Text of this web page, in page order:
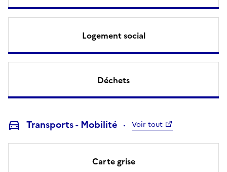
Logement social
Déchets
Transports - Mobilité Voir tout
Carte grise